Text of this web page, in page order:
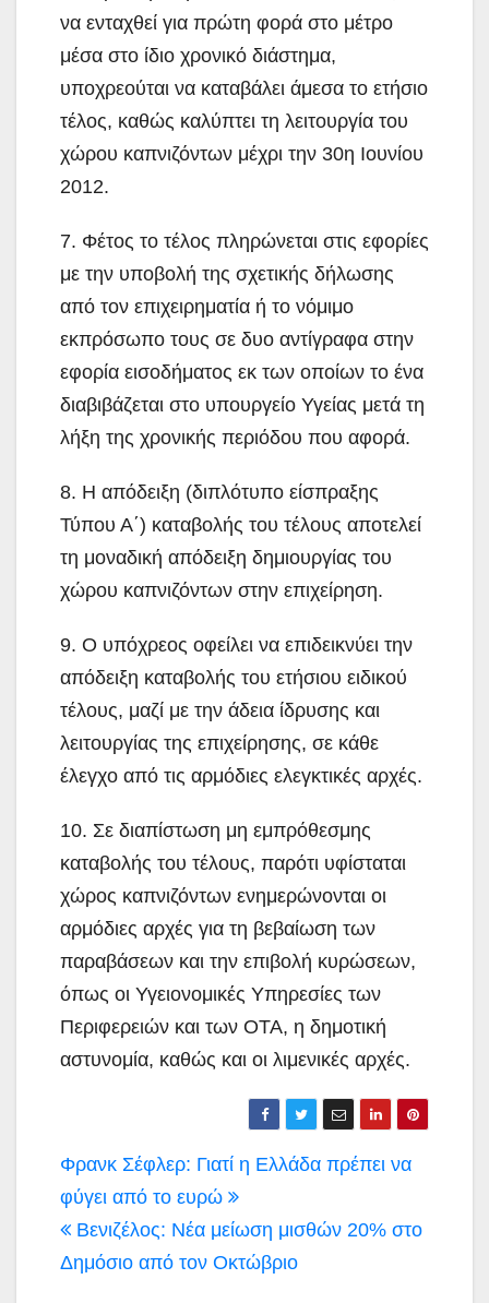
να ενταχθεί για πρώτη φορά στο μέτρο
μέσα στο ίδιο χρονικό διάστημα,
υποχρεούται να καταβάλει άμεσα το ετήσιο
τέλος, καθώς καλύπτει τη λειτουργία του
χώρου καπνιζόντων μέχρι την 30η Ιουνίου
2012.
7. Φέτος το τέλος πληρώνεται στις εφορίες
με την υποβολή της σχετικής δήλωσης
από τον επιχειρηματία ή το νόμιμο
εκπρόσωπο τους σε δυο αντίγραφα στην
εφορία εισοδήματος εκ των οποίων το ένα
διαβιβάζεται στο υπουργείο Υγείας μετά τη
λήξη της χρονικής περιόδου που αφορά.
8. Η απόδειξη (διπλότυπο είσπραξης
Τύπου Α΄) καταβολής του τέλους αποτελεί
τη μοναδική απόδειξη δημιουργίας του
χώρου καπνιζόντων στην επιχείρηση.
9. Ο υπόχρεος οφείλει να επιδεικνύει την
απόδειξη καταβολής του ετήσιου ειδικού
τέλους, μαζί με την άδεια ίδρυσης και
λειτουργίας της επιχείρησης, σε κάθε
έλεγχο από τις αρμόδιες ελεγκτικές αρχές.
10. Σε διαπίστωση μη εμπρόθεσμης
καταβολής του τέλους, παρότι υφίσταται
χώρος καπνιζόντων ενημερώνονται οι
αρμόδιες αρχές για τη βεβαίωση των
παραβάσεων και την επιβολή κυρώσεων,
όπως οι Υγειονομικές Υπηρεσίες των
Περιφερειών και των ΟΤΑ, η δημοτική
αστυνομία, καθώς και οι λιμενικές αρχές.
Πλοήγηση
άρθρων
Φρανκ Σέφλερ: Γιατί η Ελλάδα πρέπει να
φύγει από το ευρώ
Βενιζέλος: Νέα μείωση μισθών 20% στο
Δημόσιο από τον Οκτώβριο